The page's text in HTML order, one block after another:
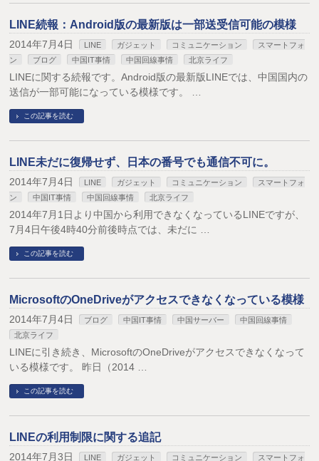
LINE続報：Android版の最新版は一部送受信可能の模様
2014年7月4日 LINE ガジェット コミュニケーション
スマートフォ
ン
ブログ 中国IT事情 中国回線事情 北京ライフ
LINEに関する続報です。Android版の最新版LINEでは、中国国内の
送信が一部可能になっている模様です。 …
この記事を読む
LINE未だに復帰せず、日本の番号でも通信不可に。
2014年7月4日 LINE ガジェット コミュニケーション
スマートフォ
ン
中国IT事情 中国回線事情 北京ライフ
2014年7月1日より中国から利用できなくなっているLINEですが、
7月4日午後4時40分前後時点では、未だに …
この記事を読む
MicrosoftのOneDriveがアクセスできなくなっている模様
2014年7月4日 ブログ 中国IT事情 中国サーバー
中国回線事情
北京ライフ
LINEに引き続き、MicrosoftのOneDriveがアクセスできなくなって
いる模様です。 昨日（2014 …
この記事を読む
LINEの利用制限に関する追記
2014年7月3日 LINE ガジェット コミュニケーション
スマートフォ